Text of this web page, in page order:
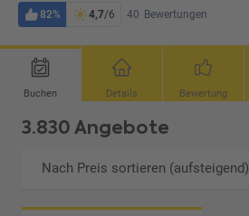
82% 4,7/6 40 Bewertungen
Buchen Details Bewertung
3.830 Angebote
Nach Preis sortieren (aufsteigend)